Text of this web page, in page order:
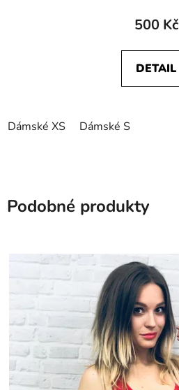
500 Kč
DETAIL
Dámské XS Dámské S
Podobné produkty